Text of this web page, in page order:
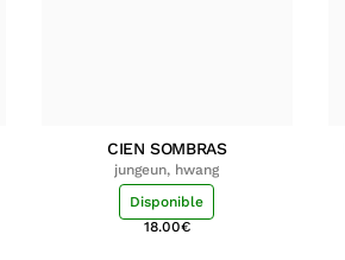
CIEN SOMBRAS
jungeun, hwang
Disponible
18.00€